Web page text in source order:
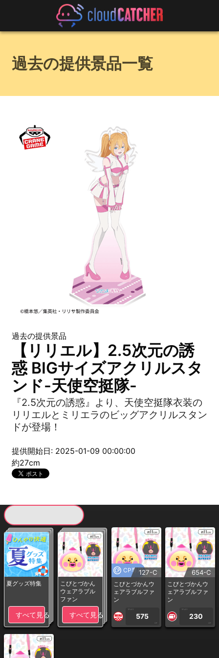
過去の提供景品一覧
過去の提供景品
【リリエル】2.5次元の誘
惑 BIGサイズアクリルスタ
ンド-天使空挺隊-
『2.5次元の誘惑』より、天使空挺隊衣装の
リリエルとミリエラのビッグアクリルスタン
ドが登場！
提供開始日: 2025-01-09 00:00:00
約27cm
夏グッズ特集
すべて見る
こびとづかん
ウェアラブル
ファン
すべて見る
CP専用127-C
こびとづかんウ
ェアラブルファ
ン
1PLAY
575
CP
654-C
こびとづかんウ
ェアラブルファ
ン
1PLAY
230
CP